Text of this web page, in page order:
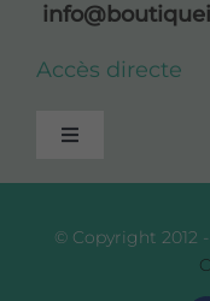
Accès directe
Toggle
Política de
© Copyright 2012